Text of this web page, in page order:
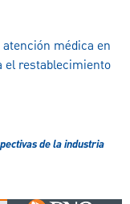
médica en
el restablecimiento
de la industria